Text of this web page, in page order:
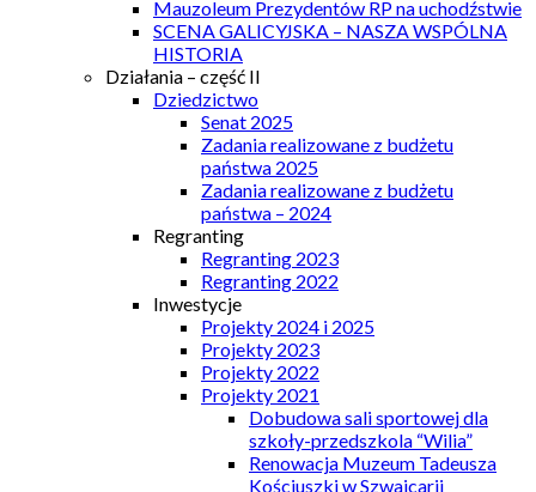
Mauzoleum Prezydentów RP na uchodźstwie
SCENA GALICYJSKA – NASZA WSPÓLNA
HISTORIA
Działania – część II
Dziedzictwo
Senat 2025
Zadania realizowane z budżetu
państwa 2025
Zadania realizowane z budżetu
państwa – 2024
Regranting
Regranting 2023
Regranting 2022
Inwestycje
Projekty 2024 i 2025
Projekty 2023
Projekty 2022
Projekty 2021
Dobudowa sali sportowej dla
szkoły-przedszkola “Wilia”
Renowacja Muzeum Tadeusza
Kościuszki w Szwajcarii